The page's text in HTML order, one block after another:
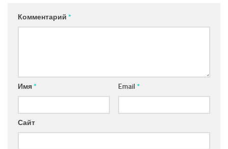
Комментарий *
Имя* Email *
Сайт